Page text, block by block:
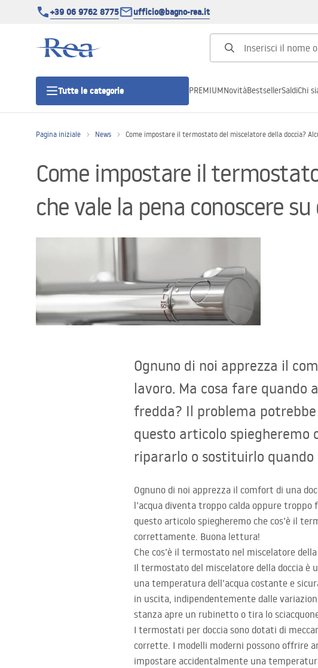
+39 06 9762 8775 ufficio@bagno-rea.it
Tutte le categorie
Porte doccia
Piatti doccia da bagno
Canaline di scarico
Set di vaso WC e bidet
Lavabi
Rubinetti da bagno
Accessori e mobili da bagno
PREMIUMNovitàBestsellerSaldiChi
Pagina iniziale News Come impostare il termostato del miscelatore della doccia?
Come impostare il
che vale la pena conoscere
Ognuno di noi apprezza il
lavoro. Ma cosa fare quando
fredda? Il problema
questo articolo spiegheremo
ripararlo o sostituirlo
Ognuno di noi apprezza il comfort di una
l’acqua diventa troppo calda oppure
questo articolo spiegheremo che cos’è il
correttamente. Buona lettura!
Che cos’è il termostato nel miscelatore della
Il termostato del miscelatore della doccia è
una temperatura dell’acqua costante e
in uscita, indipendentemente dalle
stanza apre un rubinetto o tira lo
I termostati per doccia sono dotati di
corrette. I modelli moderni possono offrire
impostare accidentalmente una